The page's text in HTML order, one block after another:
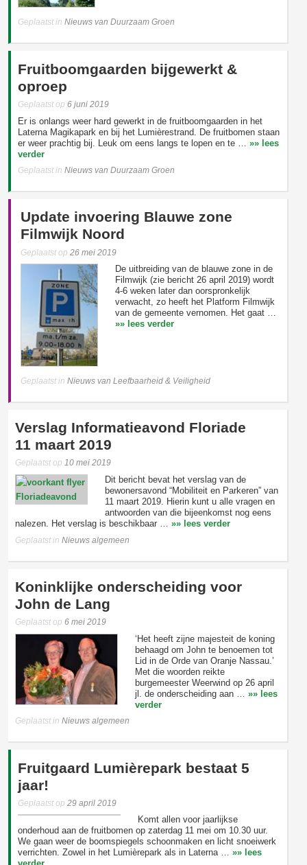
Geplaatst in Nieuws van Duurzaam Groen
Fruitboomgaarden bijgewerkt &
oproep
Geplaatst op 6 juni 2019
Er is onlangs weer hard gewerkt in de fruitboomgaarden in het
Laterna Magikapark en bij het Lumièrestrand. De fruitbomen staan
er weer prachtig bij. Leuk om eens langs te lopen en te … »» lees
verder
Geplaatst in Nieuws van Duurzaam Groen
Update invoering Blauwe zone
Filmwijk Noord
Geplaatst op 26 mei 2019
De uitbreiding van de blauwe zone in de
Filmwijk (zie bericht 26 april 2019) wordt
4-6 weken later dan oorspronkelijk
verwacht, zo heeft het Platform Filmwijk
van de gemeente vernomen. Het gaat …
»» lees verder
Geplaatst in Nieuws van Leefbaarheid & Veiligheid
Verslag Informatieavond Floriade
11 maart 2019
Geplaatst op 10 mei 2019
Dit bericht bevat het verslag van de
bewonersavond “Mobiliteit en Parkeren” van
11 maart 2019. Hierin kunt u alle vragen en
antwoorden van die bijeenkomst nog eens
nalezen. Het verslag is beschikbaar … »» lees verder
Geplaatst in Nieuws algemeen
Koninklijke onderscheiding voor
John de Lang
Geplaatst op 6 mei 2019
‘Het heeft zijne majesteit de koning
behaagd om John te benoemen tot
Lid in de Orde van Oranje Nassau.’
Met die woorden reikte
burgemeester Weerwind op 26 april
jl. de onderscheiding aan … »» lees
verder
Geplaatst in Nieuws algemeen
Fruitgaard Lumièrepark bestaat 5
jaar!
Geplaatst op 29 april 2019
Komt allen voor jaarlijkse
onderhoud aan de fruitbomen op zaterdag 11 mei om 10.30 uur.
We gaan weer de boomspiegels schoonmaken en licht snoeiwerk
verrichten. Zowel in het Lumièrepark als in Laterna … »» lees